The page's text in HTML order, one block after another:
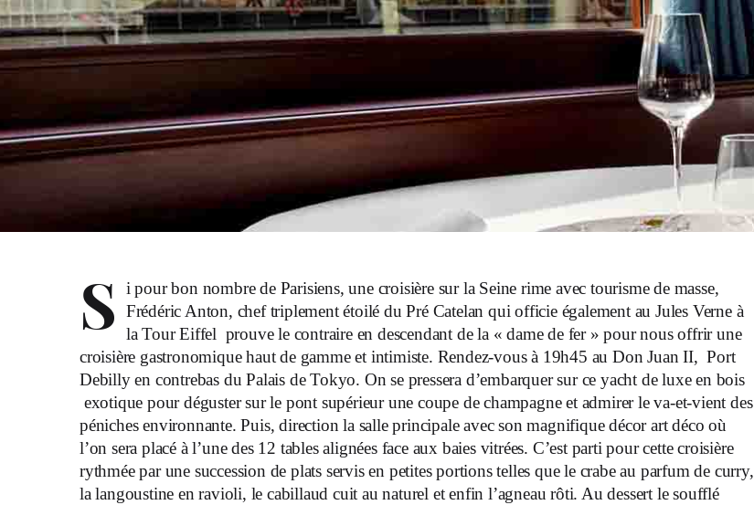
S
i pour bon nombre de Parisiens, une croisière sur la Seine rime avec tourisme de masse,
Frédéric Anton, chef triplement étoilé du Pré Catelan qui officie également au Jules Verne à
la Tour Eiffel prouve le contraire en descendant de la « dame de fer » pour nous offrir une
croisière gastronomique haut de gamme et intimiste. Rendez-vous à 19h45 au Don Juan II, Port
Debilly en contrebas du Palais de Tokyo. On se pressera d’embarquer sur ce yacht de luxe en bois
exotique pour déguster sur le pont supérieur une coupe de champagne et admirer le va-et-vient des
péniches environnante. Puis, direction la salle principale avec son magnifique décor art déco où
l’on sera placé à l’une des 12 tables alignées face aux baies vitrées. C’est parti pour cette croisière
rythmée par une succession de plats servis en petites portions telles que le crabe au parfum de curry,
la langoustine en ravioli, le cabillaud cuit au naturel et enfin l’agneau rôti. Au dessert le soufflé